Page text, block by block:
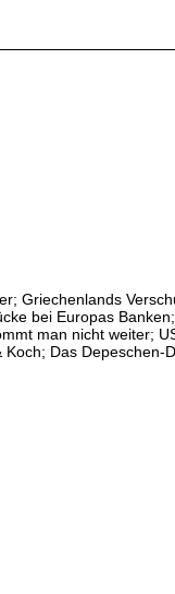
Griechenlands
bei Europas
man nicht weiter;
Das Depeschen-